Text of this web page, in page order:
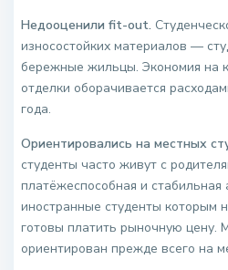
Недооценили fit-out.
износостойких материалов —
бережные жильцы. Экономия на
отделки оборачивается
года.
Ориентировались на местных
студенты часто живут с
платёжеспособная и
иностранные студенты которым
готовы платить рыночную цену.
ориентирован прежде всего на